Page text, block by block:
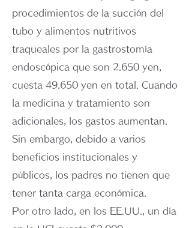
procedimientos de la succión del
tubo y alimentos nutritivos
traqueales por la gastrostomía
endoscópica que son 2.650 yen,
cuesta 49.650 yen en total. Cuando
la medicina y tratamiento son
adicionales, los gastos aumentan.
Sin embargo, debido a varios
beneficios institucionales y
públicos, los padres no tienen que
tener tanta carga económica.
Por otro lado, en los EE.UU., un día